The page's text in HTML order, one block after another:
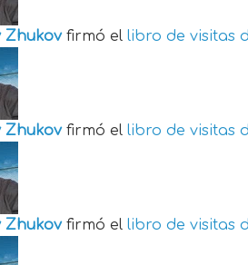
Zhukov firmó el libro de visitas
Zhukov firmó el libro de visitas
Zhukov firmó el libro de visitas